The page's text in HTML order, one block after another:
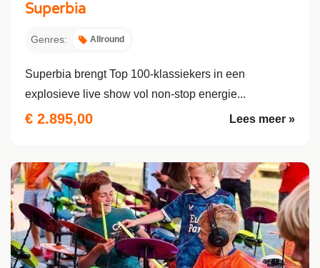
Superbia
Genres: Allround
Superbia brengt Top 100-klassiekers in een
explosieve live show vol non-stop energie...
€ 2.895,00 Lees meer »